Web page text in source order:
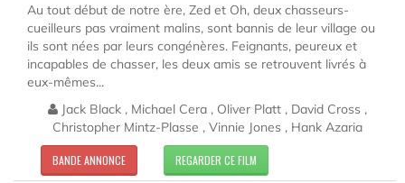
Au tout début de notre ère, Zed et Oh, deux chasseurs-
cueilleurs pas vraiment malins, sont bannis de leur village ou
ils sont nées par leurs congénères. Feignants, peureux et
incapables de chasser, les deux amis se retrouvent livrés à
eux-mêmes...
Jack Black , Michael Cera , Oliver Platt , David Cross ,
Christopher Mintz-Plasse , Vinnie Jones , Hank Azaria
BANDE ANNONCE REGARDER CE FILM